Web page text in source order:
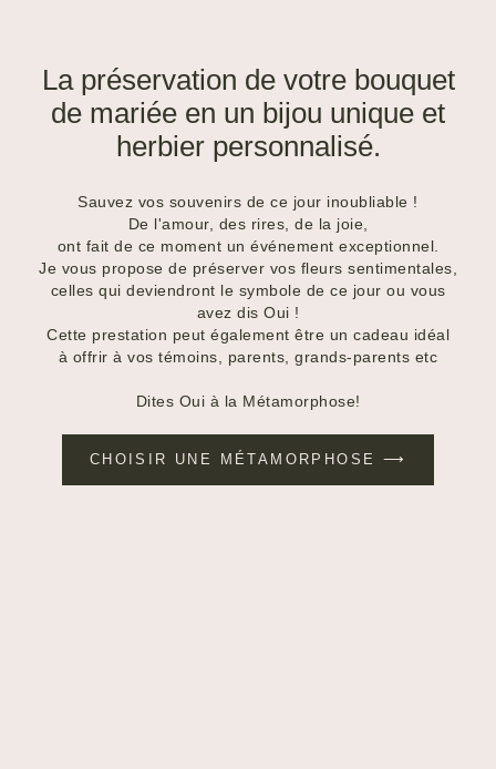
La préservation de votre bouquet
de mariée en un bijou unique et
herbier personnalisé.
Sauvez vos souvenirs de ce jour inoubliable !
De l'amour, des rires, de la joie,
ont fait de ce moment un événement exceptionnel.
Je vous propose de préserver vos fleurs sentimentales,
celles qui deviendront le symbole de ce jour ou vous
avez dis Oui !
Cette prestation peut également être un cadeau idéal
à offrir à vos témoins, parents, grands-parents etc
Dites Oui à la Métamorphose!
CHOISIR UNE MÉTAMORPHOSE ⟶